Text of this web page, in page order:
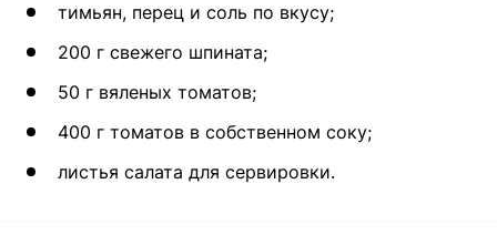
тимьян, перец и соль по вкусу;
200 г свежего шпината;
50 г вяленых томатов;
400 г томатов в собственном соку;
листья салата для сервировки.